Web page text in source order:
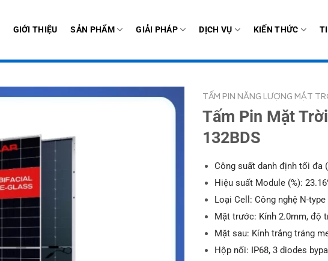
GIỚI THIỆU SẢN PHẨM GIẢI PHÁP DỊCH VỤ KIẾN THỨC
TẤM PIN NĂNG LƯỢNG MẶT
Tấm Pin Mặt
132BDS
Công suất danh định tối đa
Hiệu suất Module (%):
Loại Cell: Công nghệ N-
Mặt trước: Kính 2.0mm, độ
Mặt sau: Kính trắng tráng
Hộp nối: IP68, 3 diodes